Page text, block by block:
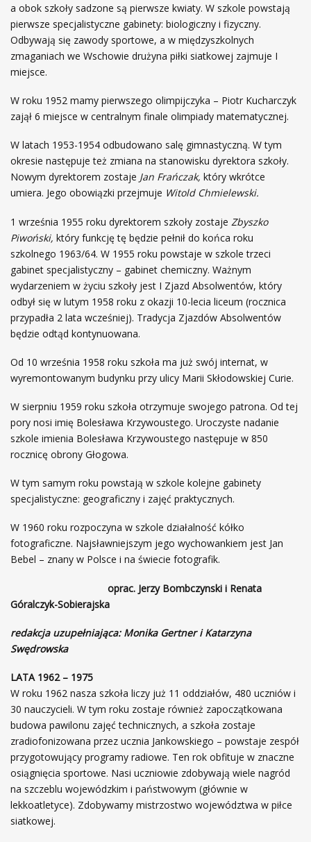
a obok szkoły sadzone są pierwsze kwiaty. W szkole powstają
pierwsze specjalistyczne gabinety: biologiczny i fizyczny.
Odbywają się zawody sportowe, a w międzyszkolnych
zmaganiach we Wschowie drużyna piłki siatkowej zajmuje I
miejsce.
W roku 1952 mamy pierwszego olimpijczyka – Piotr Kucharczyk
zajął 6 miejsce w centralnym finale olimpiady matematycznej.
W latach 1953-1954 odbudowano salę gimnastyczną. W tym
okresie następuje też zmiana na stanowisku dyrektora szkoły.
Nowym dyrektorem zostaje Jan Frańczak, który wkrótce
umiera. Jego obowiązki przejmuje Witold Chmielewski.
1 września 1955 roku dyrektorem szkoły zostaje Zbyszko
Piwoński, który funkcję tę będzie pełnił do końca roku
szkolnego 1963/64. W 1955 roku powstaje w szkole trzeci
gabinet specjalistyczny – gabinet chemiczny. Ważnym
wydarzeniem w życiu szkoły jest I Zjazd Absolwentów, który
odbył się w lutym 1958 roku z okazji 10-lecia liceum (rocznica
przypadła 2 lata wcześniej). Tradycja Zjazdów Absolwentów
będzie odtąd kontynuowana.
Od 10 września 1958 roku szkoła ma już swój internat, w
wyremontowanym budynku przy ulicy Marii Skłodowskiej Curie.
W sierpniu 1959 roku szkoła otrzymuje swojego patrona. Od tej
pory nosi imię Bolesława Krzywoustego. Uroczyste nadanie
szkole imienia Bolesława Krzywoustego następuje w 850
rocznicę obrony Głogowa.
W tym samym roku powstają w szkole kolejne gabinety
specjalistyczne: geograficzny i zajęć praktycznych.
W 1960 roku rozpoczyna w szkole działalność kółko
fotograficzne. Najsławniejszym jego wychowankiem jest Jan
Bebel – znany w Polsce i na świecie fotografik.
oprac. Jerzy Bombczynski i Renata
Góralczyk-Sobierajska
redakcja uzupełniająca: Monika Gertner i Katarzyna
Swędrowska
LATA 1962 – 1975
W roku 1962 nasza szkoła liczy już 11 oddziałów, 480 uczniów i
30 nauczycieli. W tym roku zostaje również zapoczątkowana
budowa pawilonu zajęć technicznych, a szkoła zostaje
zradiofonizowana przez ucznia Jankowskiego – powstaje zespół
przygotowujący programy radiowe. Ten rok obfituje w znaczne
osiągnięcia sportowe. Nasi uczniowie zdobywają wiele nagród
na szczeblu wojewódzkim i państwowym (głównie w
lekkoatletyce). Zdobywamy mistrzostwo województwa w piłce
siatkowej.